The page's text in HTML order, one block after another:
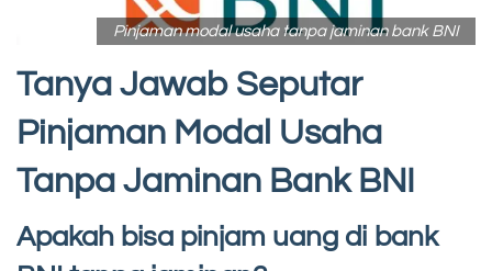
Pinjaman modal usaha tanpa jaminan bank BNI
Tanya Jawab Seputar
Pinjaman Modal Usaha
Tanpa Jaminan Bank BNI
Apakah bisa pinjam uang di bank